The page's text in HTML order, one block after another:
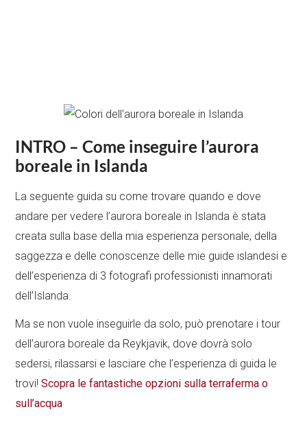
INTRO – Come inseguire l’aurora
boreale in Islanda
La seguente guida su come trovare quando e dove
andare per vedere l’aurora boreale in Islanda è stata
creata sulla base della mia esperienza personale, della
saggezza e delle conoscenze delle mie guide islandesi e
dell’esperienza di 3 fotografi professionisti innamorati
dell’Islanda.
Ma se non vuole inseguirle da solo, può prenotare i tour
dell’aurora boreale da Reykjavik, dove dovrà solo
sedersi, rilassarsi e lasciare che l’esperienza di guida le
trovi!Scopra le fantastiche opzioni sulla terraferma o
sull’acqua